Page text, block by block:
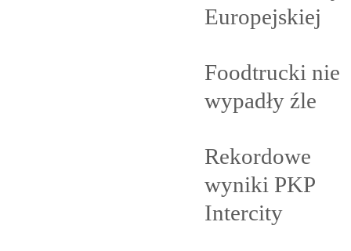
Europejskiej
Foodtrucki nie
wypadły źle
Rekordowe
wyniki PKP
Intercity